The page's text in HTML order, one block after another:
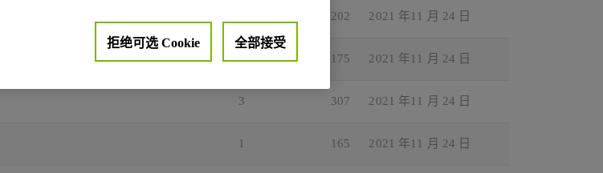
202 2021 年11 月 24 日
1 175 2021 年11 月 24 日
3 307 2021 年11 月 24 日
1 165 2021 年11 月 24 日
拒绝可选 Cookie 全部接受